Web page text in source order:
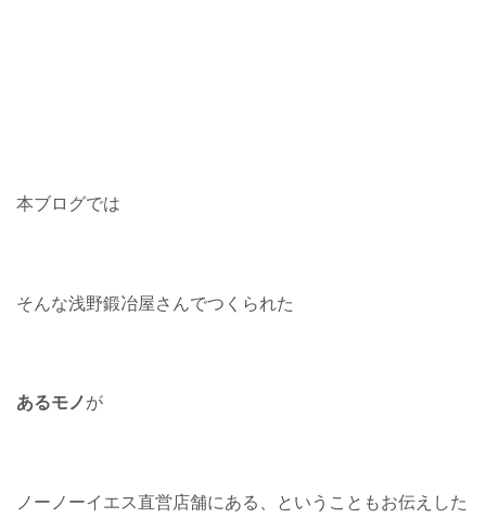
本ブログでは
そんな浅野鍛冶屋さんでつくられた
あるモノが
ノーノーイエス直営店舗にある、ということもお伝えした